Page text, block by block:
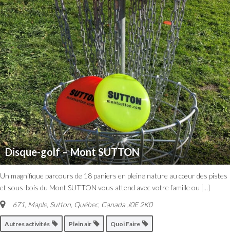
Disque-golf – Mont SUTTON
Un magnifique parcours de 18 paniers en pleine nature au cœur des pistes
et sous-bois du Mont SUTTON vous attend avec votre famille ou [...]
671, Maple, Sutton, Québec, Canada J0E 2K0
Autres activités Plein air Quoi Faire